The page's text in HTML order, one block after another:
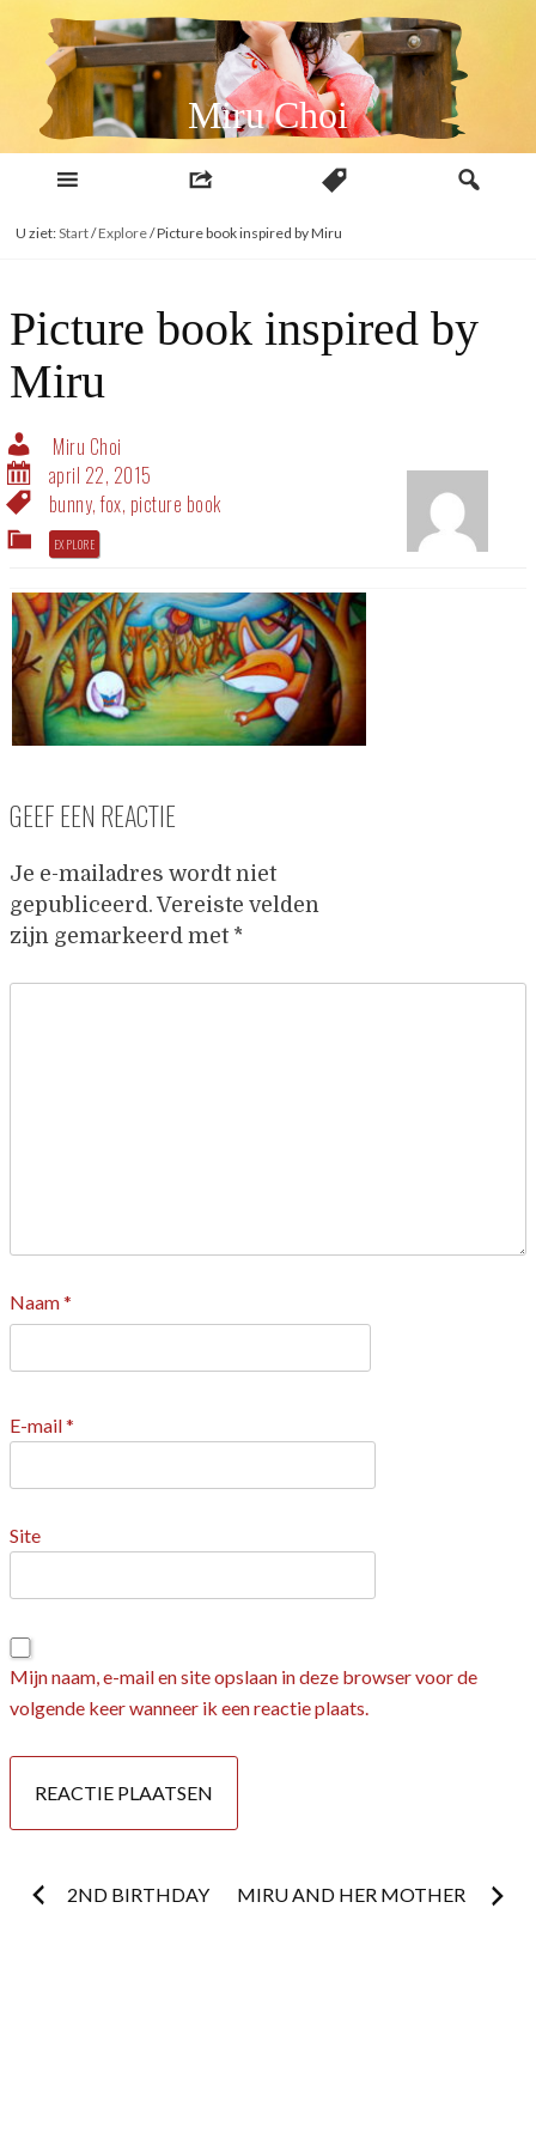
inhoud
Miru Choi
U ziet:Start/Explore/Picture book inspired by Miru
Picture book inspired by
Miru
Miru Choi
april 22, 2015
bunny,fox, picture book
EXPLORE
GEEF EEN REACTIE
Je e-mailadres wordt niet
gepubliceerd. Vereiste velden
zijn gemarkeerd met *
Naam*
E-mail*
Site
Mijn naam, e-mail en site opslaan in deze browser voor de
volgende keer wanneer ik een reactie plaats.
Postnavigatie
2ND BIRTHDAY MIRU AND HER MOTHER